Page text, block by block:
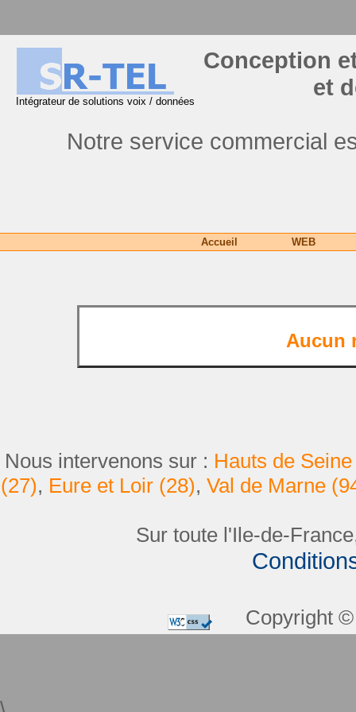
Intégrateur de solutions voix / données
Conception
et
Notre service commercial
Accueil WEB
Aucun
Nous intervenons sur : Hauts de
(27), Eure et Loir (28), Val de Marne
Sur toute l'Ile-de-
Copyright